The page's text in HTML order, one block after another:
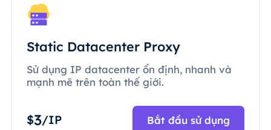
Static Datacenter Proxy
Sử dụng IP datacenter ổn định, nhanh và
mạnh mẽ trên toàn thế giới.
$3/IP Bắt đầu sử dụng